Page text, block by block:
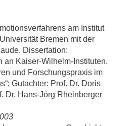
am Institut
Bremen mit der
Dissertation:
an Kaiser-Wilhelm-Instituten.
und Forschungspraxis im
Gutachter: Prof. Dr. Doris
Dr. Hans-Jörg Rheinberger